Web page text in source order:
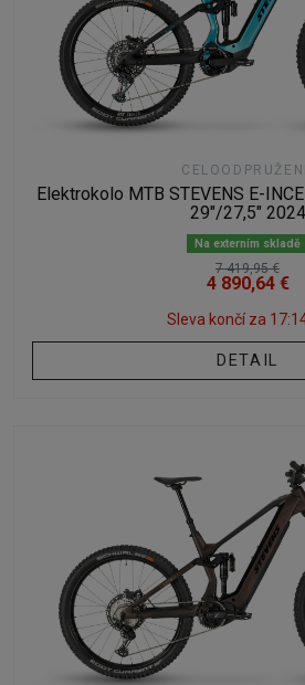
Elektrokolo MTB STEVENS E-
29"/27,5" 2024
Na externím skladě
7 419,95 €
4 890,64 €
Sleva končí za
DETAIL